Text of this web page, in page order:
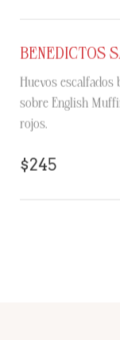
BENEDICTOS
Huevos escalfados
sobre English
rojos.
$245